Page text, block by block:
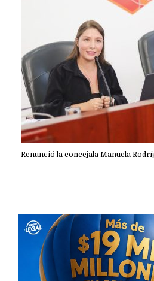
Renunció la concejala Manuela